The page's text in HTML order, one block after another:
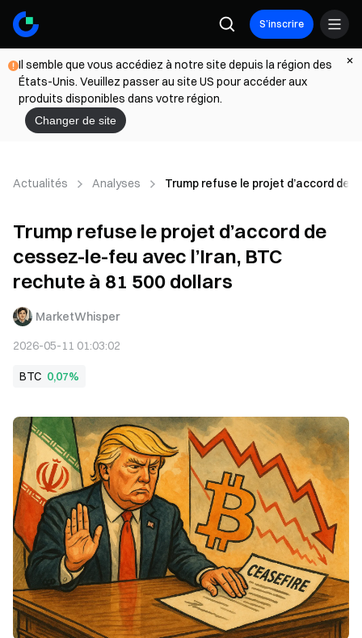
S’inscrire
Il semble que vous accédiez à notre site depuis la région des
États-Unis. Veuillez passer au site US pour accéder aux
produits disponibles dans votre région.
Changer de site
Actualités Analyses Trump refuse le projet d’accord de
Trump refuse le projet d’accord de
cessez-le-feu avec l’Iran, BTC
rechute à 81 500 dollars
MarketWhisper
2026-05-11 01:03:02
BTC 0,07%